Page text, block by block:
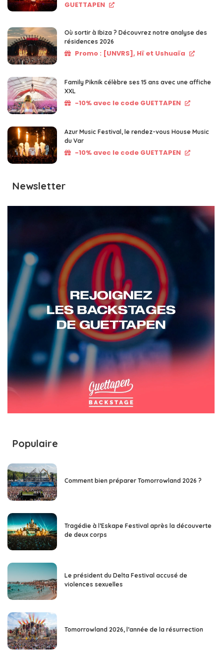
GUETTAPEN
Où sortir à Ibiza ? Découvrez notre analyse des
résidences 2026
Promo : [UNVRS], Hï et Ushuaïa
Family Piknik célèbre ses 15 ans avec une affiche
XXL
-10% avec le code GUETTAPEN
Azur Music Festival, le rendez-vous House Music
du Var
-10% avec le code GUETTAPEN
Newsletter
Populaire
Comment bien préparer Tomorrowland 2026 ?
Tragédie à l’Eskape Festival après la découverte
de deux corps
Le président du Delta Festival accusé de
violences sexuelles
Tomorrowland 2026, l’année de la résurrection